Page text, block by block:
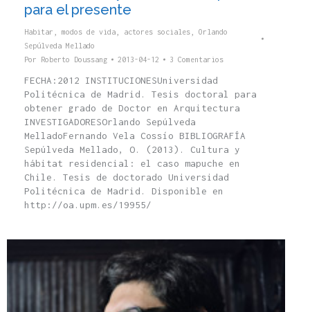
para el presente
Habitar, modos de vida, actores sociales
Orlando
Sepúlveda Mellado
Por Roberto Doussang 2013-04-12 3 Comentarios
FECHA:2012 INSTITUCIONESUniversidad
Politécnica de Madrid. Tesis doctoral para
obtener grado de Doctor en Arquitectura
INVESTIGADORESOrlando Sepúlveda
MelladoFernando Vela Cossío BIBLIOGRAFÍA
Sepúlveda Mellado, O. (2013). Cultura y
hábitat residencial: el caso mapuche en
Chile. Tesis de doctorado Universidad
Politécnica de Madrid. Disponible en
http://oa.upm.es/19955/